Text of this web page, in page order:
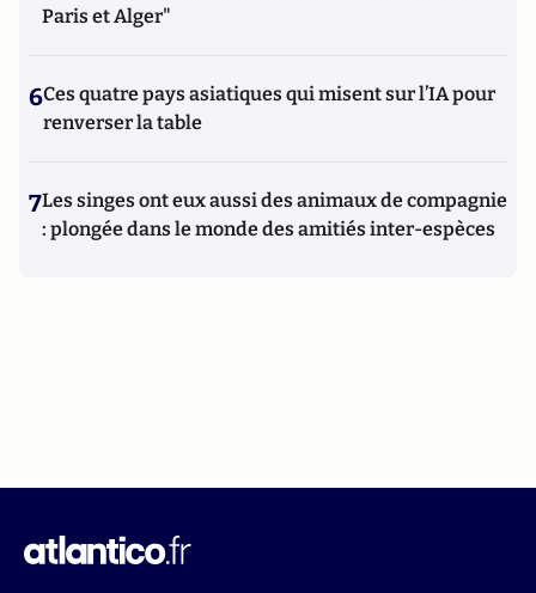
Paris et Alger"
6Ces quatre pays asiatiques qui misent sur l’IA pour
renverser la table
7Les singes ont eux aussi des animaux de compagnie
: plongée dans le monde des amitiés inter-espèces